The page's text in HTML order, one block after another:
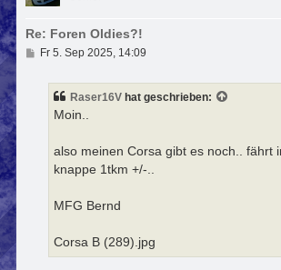
Re: Foren Oldies?!
BFr 5. Sep 2025, 14:09
Raser16V hat geschrieben:
Moin..
also meinen Corsa gibt es noch.. fährt
knappe 1tkm +/-..
MFG Bernd
Corsa B (289).jpg